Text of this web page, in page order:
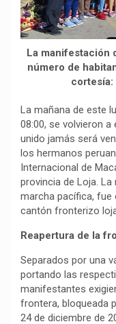
La manifestación
número de
cortesía:
La mañana de este
08:00, se volvieron
unido jamás será
los hermanos
Internacional de
provincia de Loja.
marcha pacífica, fue
cantón fronterizo
Reapertura de la
Separados por una
portando las
manifestantes
frontera, bloqueada
24 de diciembre de